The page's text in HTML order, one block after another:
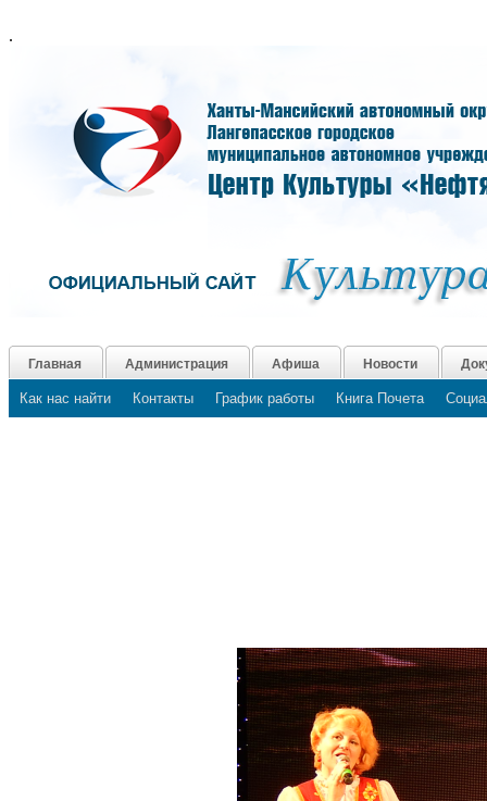
.
Главная
Как нас найти Контакты График работы Книга Почета
Администрация Афиша Новости